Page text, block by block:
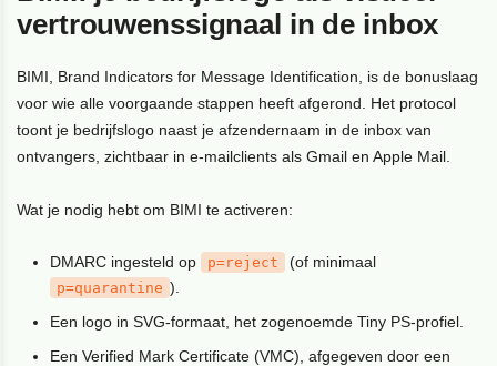
vertrouwenssignaal in de inbox
BIMI, Brand Indicators for Message Identification, is de bonuslaag
voor wie alle voorgaande stappen heeft afgerond. Het protocol
toont je bedrijfslogo naast je afzendernaam in de inbox van
ontvangers, zichtbaar in e-mailclients als Gmail en Apple Mail.
Wat je nodig hebt om BIMI te activeren:
DMARC ingesteld op p=reject (of minimaal
p=quarantine ).
Een logo in SVG-formaat, het zogenoemde Tiny PS-profiel.
Een Verified Mark Certificate (VMC), afgegeven door een